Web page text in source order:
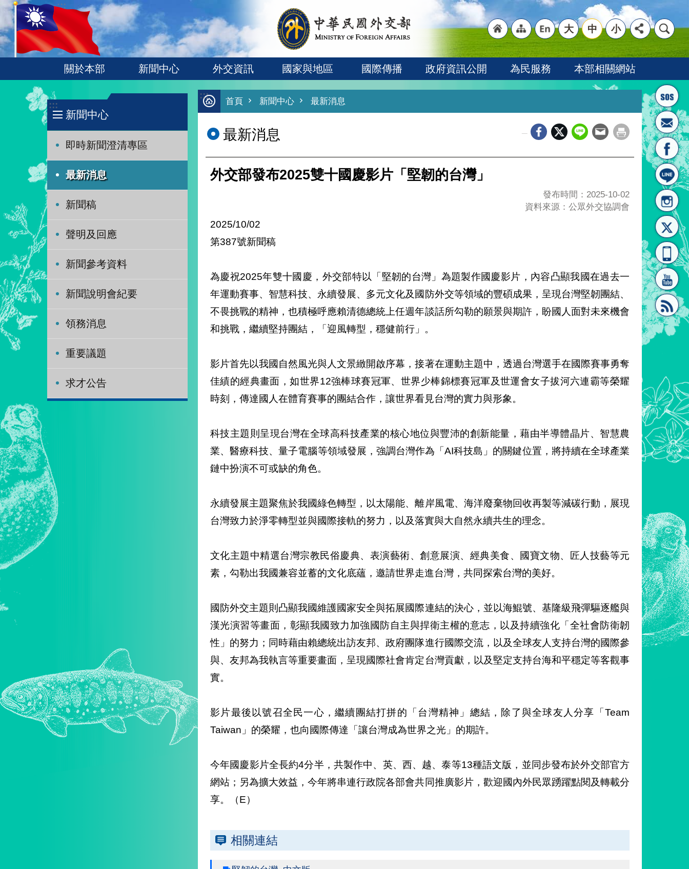
跳到主要內容區塊
:::
首頁
"網
站導
"英
文語
大 中 小
關於本部 新聞中心 外交資訊 國家與地區 國際傳播 政府資訊公開 為民服務 本部相關網站
:::
新聞中心
即時新聞澄清專區
最新消息
新聞稿
聲明及回應
新聞參考資料
新聞說明會紀要
領務消息
重要議題
求才公告
:::
首頁 新聞中心 最新消息
最新消息
外交部發布2025雙十國慶影片「堅韌的台灣」
發布時間：2025-10-02
資料來源：公眾外交協調會
2025/10/02
第387號新聞稿
為慶祝2025年雙十國慶，外交部特以「堅韌的台灣」為題製作國慶影片，內容凸顯我國在過去一
年運動賽事、智慧科技、永續發展、多元文化及國防外交等領域的豐碩成果，呈現台灣堅韌團結、
不畏挑戰的精神，也積極呼應賴清德總統上任週年談話所勾勒的願景與期許，盼國人面對未來機會
和挑戰，繼續堅持團結，「迎風轉型，穩健前行」。
影片首先以我國自然風光與人文景緻開啟序幕，接著在運動主題中，透過台灣選手在國際賽事勇奪
佳績的經典畫面，如世界12強棒球賽冠軍、世界少棒錦標賽冠軍及世運會女子拔河六連霸等榮耀
時刻，傳達國人在體育賽事的團結合作，讓世界看見台灣的實力與形象。
科技主題則呈現台灣在全球高科技產業的核心地位與豐沛的創新能量，藉由半導體晶片、智慧農
業、醫療科技、量子電腦等領域發展，強調台灣作為「AI科技島」的關鍵位置，將持續在全球產業
鏈中扮演不可或缺的角色。
永續發展主題聚焦於我國綠色轉型，以太陽能、離岸風電、海洋廢棄物回收再製等減碳行動，展現
台灣致力於淨零轉型並與國際接軌的努力，以及落實與大自然永續共生的理念。
文化主題中精選台灣宗教民俗慶典、表演藝術、創意展演、經典美食、國寶文物、匠人技藝等元
素，勾勒出我國兼容並蓄的文化底蘊，邀請世界走進台灣，共同探索台灣的美好。
國防外交主題則凸顯我國維護國家安全與拓展國際連結的決心，並以海鯤號、基隆級飛彈驅逐艦與
漢光演習等畫面，彰顯我國致力加強國防自主與捍衛主權的意志，以及持續強化「全社會防衛韌
性」的努力；同時藉由賴總統出訪友邦、政府團隊進行國際交流，以及全球友人支持台灣的國際參
與、友邦為我執言等重要畫面，呈現國際社會肯定台灣貢獻，以及堅定支持台海和平穩定等客觀事
實。
影片最後以號召全民一心，繼續團結打拼的「台灣精神」總結，除了與全球友人分享「Team
Taiwan」的榮耀，也向國際傳達「讓台灣成為世界之光」的期許。
今年國慶影片全長約4分半，共製作中、英、西、越、泰等13種語文版，並同步發布於外交部官方
網站；另為擴大效益，今年將串連行政院各部會共同推廣影片，歡迎國內外民眾踴躍點閱及轉載分
享。（E）
相關連結